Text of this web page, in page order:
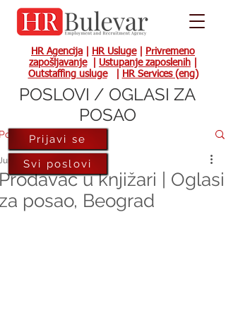
HR Agencija HR Usluge|
Privremeno
zapošljavanje| Ustupanje zaposlenih
Outstaffing usluge| HR Services (eng)
u knjižari | Oglasi
posao, Beograd
17, 2022
Prijavi se
Svi poslovi
POSLOVI / OGLASI ZA
POSAO